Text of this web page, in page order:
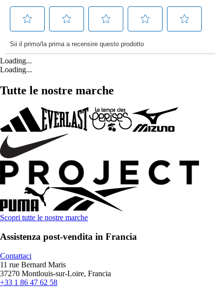
Loading...
Loading...
Tutte le nostre marche
Scopri tutte le nostre marche
Assistenza post-vendita in Francia
Contattaci
11 rue Bernard Maris
37270 Montlouis-sur-Loire, Francia
+33 1 86 47 62 58